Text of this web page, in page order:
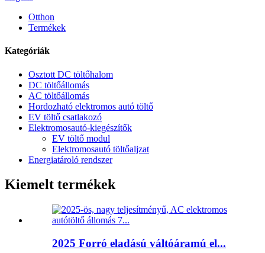
Otthon
Termékek
Kategóriák
Osztott DC töltőhalom
DC töltőállomás
AC töltőállomás
Hordozható elektromos autó töltő
EV töltő csatlakozó
Elektromosautó-kiegészítők
EV töltő modul
Elektromosautó töltőaljzat
Energiatároló rendszer
Kiemelt termékek
2025 Forró eladású váltóáramú el...